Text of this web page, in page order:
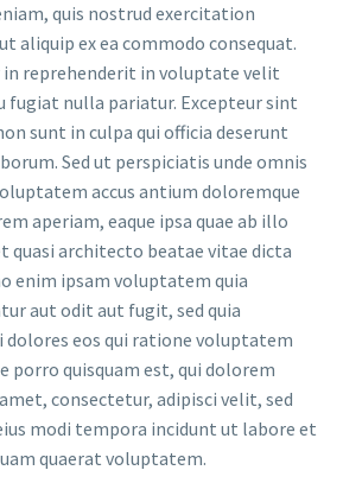
quis nostrud exercitation
aliquip ex ea commodo consequat.
in reprehenderit in voluptate velit
fugiat nulla pariatur. Excepteur sint
sunt in culpa qui officia deserunt
Sed ut perspiciatis unde omnis
accus antium doloremque
aperiam, eaque ipsa quae ab illo
quasi architecto beatae vitae dicta
enim ipsam voluptatem quia
aut odit aut fugit, sed quia
dolores eos qui ratione voluptatem
porro quisquam est, qui dolorem
consectetur, adipisci velit, sed
modi tempora incidunt ut labore et
quaerat voluptatem.